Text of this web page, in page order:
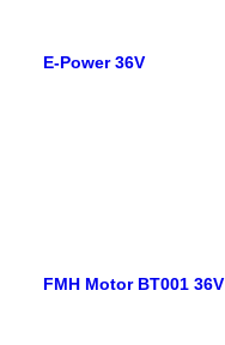
E-Power 36V
FMH Motor BT001 36V